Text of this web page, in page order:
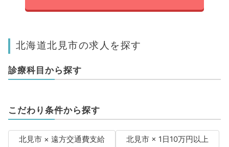
北海道北見市の求人を探す
診療科目から探す
こだわり条件から探す
北見市 × 遠方交通費支給 北見市 × 1日10万円以上